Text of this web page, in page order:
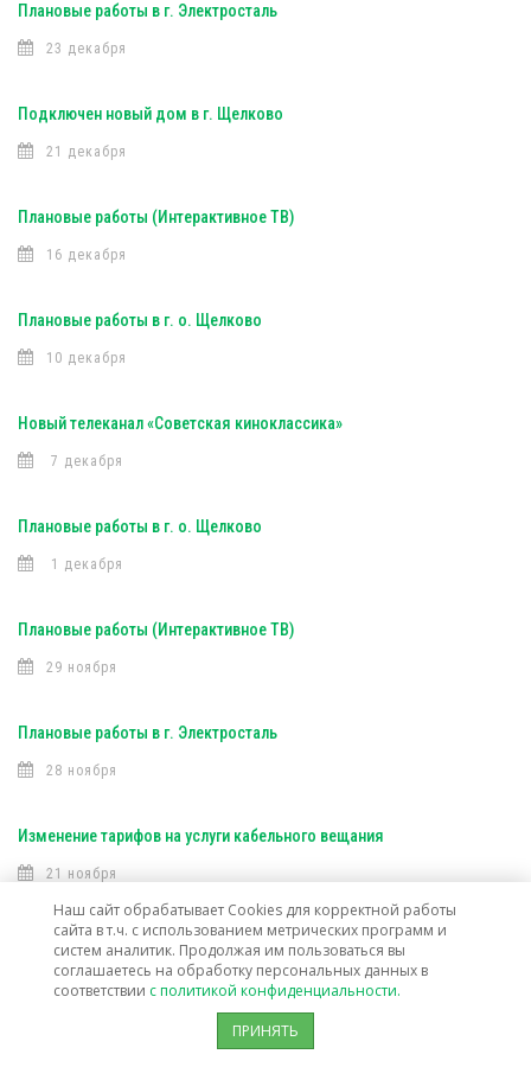
Плановые работы в г. Электросталь
23 декабря
Подключен новый дом в г. Щелково
21 декабря
Плановые работы (Интерактивное ТВ)
16 декабря
Плановые работы в г. о. Щелково
10 декабря
Новый телеканал «Советская киноклассика»
7 декабря
Плановые работы в г. о. Щелково
1 декабря
Плановые работы (Интерактивное ТВ)
29 ноября
Плановые работы в г. Электросталь
28 ноября
Изменение тарифов на услуги кабельного вещания
21 ноября
Плановые работы в г. Старая Купавна
16 ноября
Плановые работы (Интерактивное ТВ)
Наш сайт обрабатывает Cookies для корректной работы
сайта в т.ч. с использованием метрических программ и
систем аналитик. Продолжая им пользоваться вы
соглашаетесь на обработку персональных данных в
соответствии с политикой конфиденциальности.
ПРИНЯТЬ